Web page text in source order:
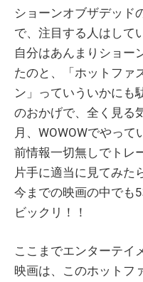
ショーンオブザデッド
で、注目する人はして
自分はあんまりショー
たのと、「ホットファ
ン」っていういかにも
のおかげで、全く見る
月、WOWOWでやって
前情報一切無しでトレ
片手に適当に見てみた
今までの映画の中でも
ビックリ！！
ここまでエンターテイ
映画は、このホットフ